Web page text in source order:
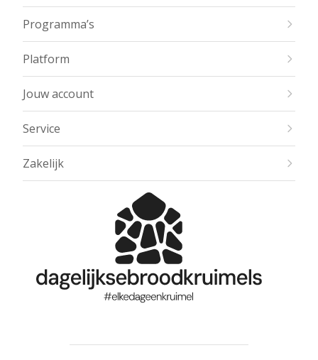
Programma’s
Platform
Jouw account
Service
Zakelijk